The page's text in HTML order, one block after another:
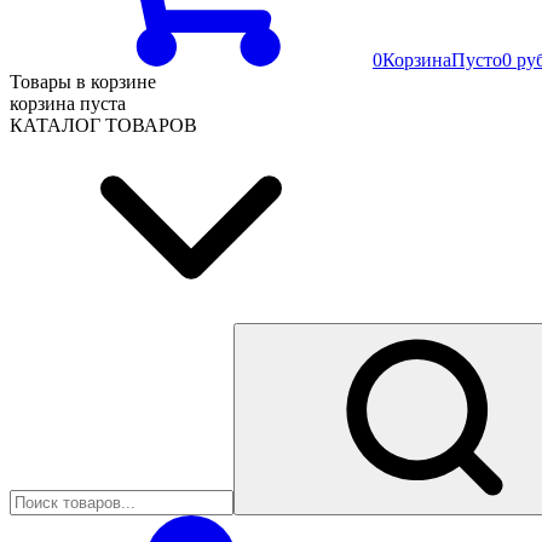
0КорзинаПусто0
Товары в корзине
корзина пуста
КАТАЛОГ ТОВАРОВ